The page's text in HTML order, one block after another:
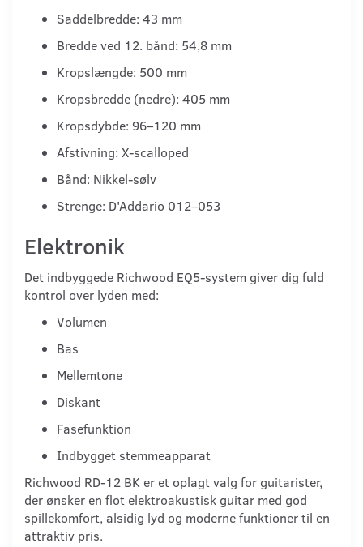
Saddelbredde: 43 mm
Bredde ved 12. bånd: 54,8 mm
Kropslængde: 500 mm
Kropsbredde (nedre): 405 mm
Kropsdybde: 96–120 mm
Afstivning: X-scalloped
Bånd: Nikkel-sølv
Strenge: D'Addario 012–053
Elektronik
Det indbyggede Richwood EQ5-system giver dig fuld
kontrol over lyden med:
Volumen
Bas
Mellemtone
Diskant
Fasefunktion
Indbygget stemmeapparat
Richwood RD-12 BK er et oplagt valg for guitarister,
der ønsker en flot elektroakustisk guitar med god
spillekomfort, alsidig lyd og moderne funktioner til en
attraktiv pris.